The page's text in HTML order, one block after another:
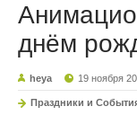
днём
heya 19 ноября
Праздники и